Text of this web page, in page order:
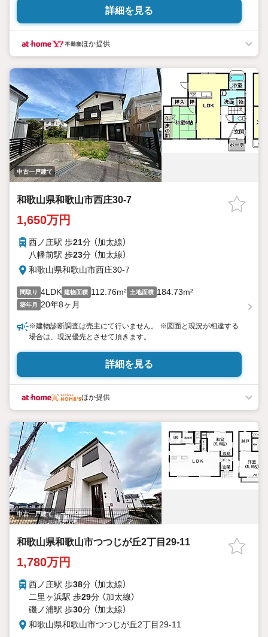
詳細を見る
ほか提供
中古一戸建て
和歌山県和歌山市西庄30-7
1,650万円
西ノ庄駅 歩21分 （加太線）
八幡前駅 歩23分 （加太線）
和歌山県和歌山市西庄30-7
間取り 4LDK 建物面積 112.76m² 土地面積 184.73m²
築年月 20年8ヶ月
※建物診断調査は売主にて行いません。 ※図面と現況が相違する
場合は、現況優先とさせて頂きます。
詳細を見る
ほか提供
中古一戸建て
和歌山県和歌山市つつじが丘2丁目29-11
1,780万円
西ノ庄駅 歩38分 （加太線）
二里ヶ浜駅 歩29分 （加太線）
磯ノ浦駅 歩30分 （加太線）
和歌山県和歌山市つつじが丘2丁目29-11